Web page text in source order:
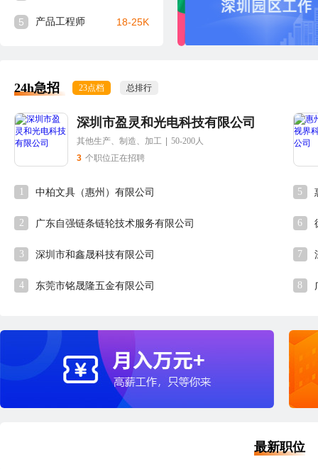
5 产品工程师 18-25K
24h急招 23点档 总排行
深圳市盈灵和光电科技有限公司
其他生产、制造、加工
50-200人
3 个职位正在招聘
1 中柏文具（惠州）有限公司
2 广东自强链条链轮技术服务有限公司
3 深圳市和鑫晟科技有限公司
4 东莞市铭晟隆五金有限公司
5
6
7
8
最新职位